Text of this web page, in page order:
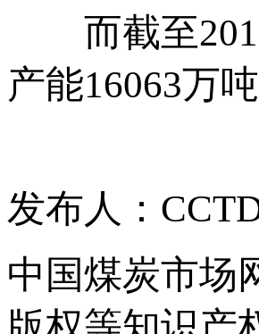
而截至2017
产能16063万
发布人：
中国煤炭市场